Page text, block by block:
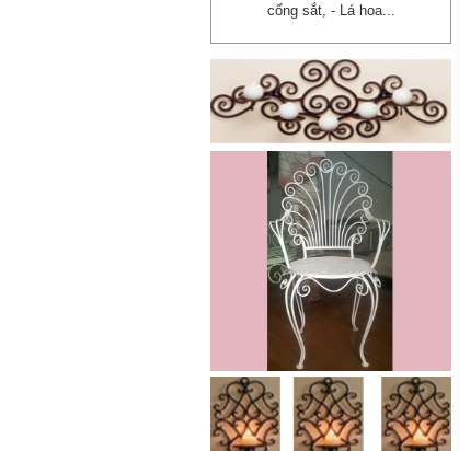
Mẫu bàn ghế 05
Mẫu thiết kế hiện đại, rất phù hợp
để trưng bày sản phẩm, studio
hoặc dùng...
Mẫu giường sắt 02
Mẫu giường sắt uốn lượn tinh tế,